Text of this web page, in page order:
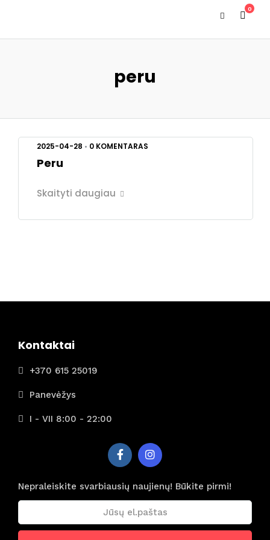
0
peru
2025-04-28 • 0 KOMENTARAS
Peru
Skaityti daugiau
Kontaktai
+370 615 25019
Panevėžys
I - VII 8:00 - 22:00
Nepraleiskite svarbiausių naujienų! Būkite pirmi!